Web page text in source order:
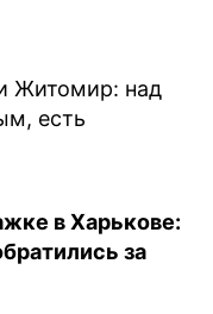
Житомир: над
есть
в Харькове:
за